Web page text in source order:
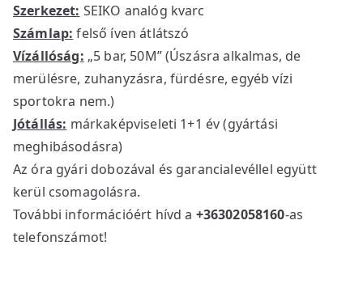
Szerkezet: SEIKO analóg kvarc
Számlap: felső íven átlátszó
Vízállóság: „5 bar, 50M” (Úszásra alkalmas, de
merülésre, zuhanyzásra, fürdésre, egyéb vízi
sportokra nem.)
Jótállás: márkaképviseleti 1+1 év (gyártási
meghibásodásra)
Az óra gyári dobozával és garancialevéllel együtt
kerül csomagolásra.
További információért hívd a +36302058160-as
telefonszámot!